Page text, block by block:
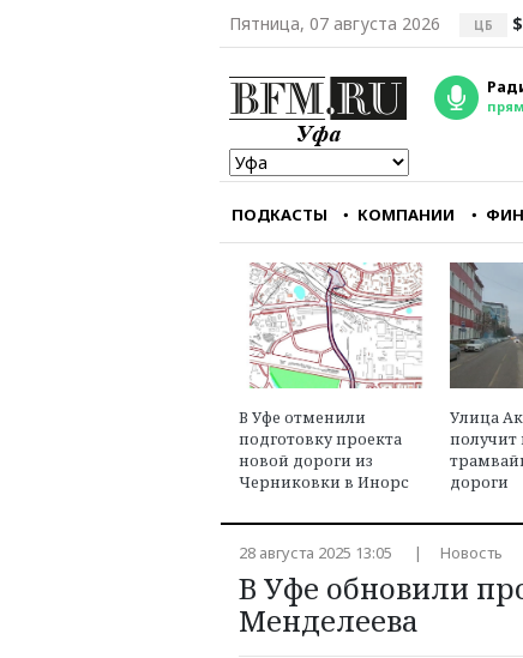
Пятница, 07 августа 2026 ЦБ $
ПОДКАСТЫ КОМПАНИИ
В Уфе отменили
подготовку проекта
новой дороги из
Черниковки в Инорс
Улица
получит
дороги
28 августа 2025 13:05 Новость
В Уфе обновили
Менделеева
Республиканцам
важно заткнуть
главному
оппозиционному
— CNN
Александр
юрист, эксперт в
международного